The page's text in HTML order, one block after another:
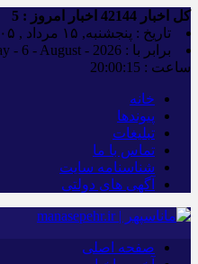
کل اخبار اخبار امروز : 5
تاریخ : پنجشنبه, ۱۵ مرداد , ۱۴۰۵
برابر با : Thursday - 6 - August - 2026
ساعت : 20:00:16
خانه
پیوندها
تبلیغات
تماس با ما
شناسنامه سایت
آگهی های دولتی
صفحه اصلی